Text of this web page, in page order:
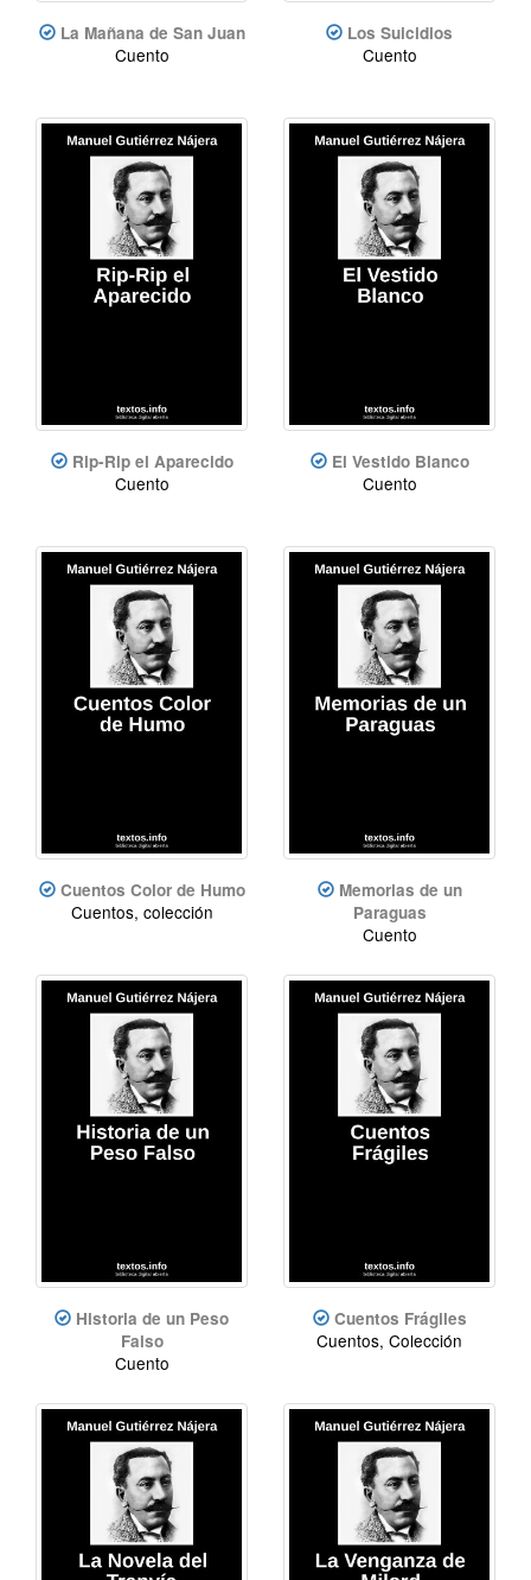
La Mañana de San Juan
Cuento
Los Suicidios
Cuento
Rip-Rip el Aparecido
Cuento
El Vestido Blanco
Cuento
Cuentos Color de Humo
Cuentos, colección
Memorias de un
Paraguas
Cuento
Historia de un Peso
Falso
Cuento
Cuentos Frágiles
Cuentos, Colección